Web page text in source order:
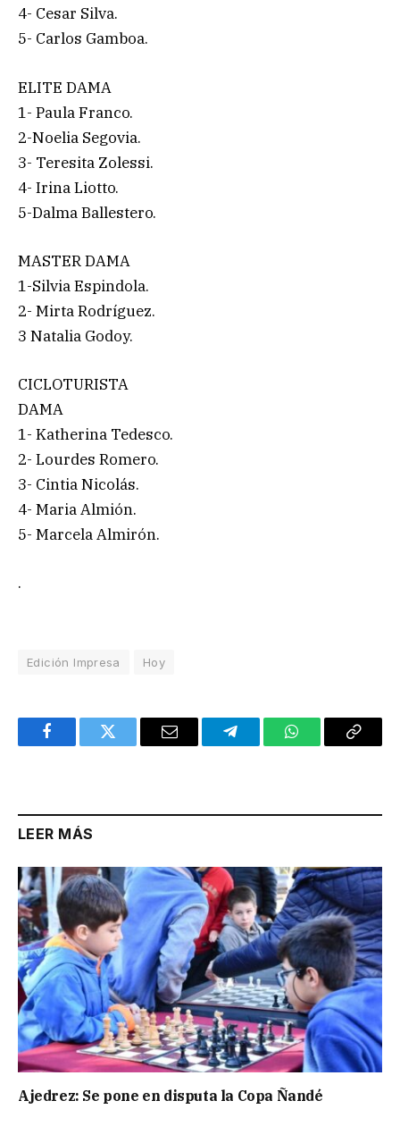
4- Cesar Silva.
5- Carlos Gamboa.
ELITE DAMA
1- Paula Franco.
2-Noelia Segovia.
3- Teresita Zolessi.
4- Irina Liotto.
5-Dalma Ballestero.
MASTER DAMA
1-Silvia Espindola.
2- Mirta Rodríguez.
3 Natalia Godoy.
CICLOTURISTA
DAMA
1- Katherina Tedesco.
2- Lourdes Romero.
3- Cintia Nicolás.
4- Maria Almión.
5- Marcela Almirón.
.
Edición Impresa Hoy
FacebookTwitter Email TelegramWhatsAppCopy
LEER MÁS
Ajedrez: Se pone en disputa la Copa Ñandé